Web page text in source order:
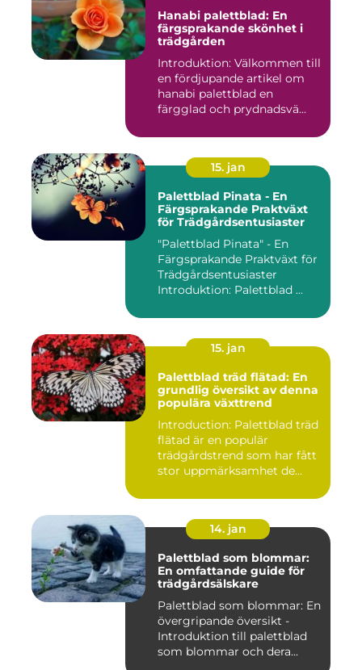
Hanabi palettblad: En
färgsprakande skönhet i
trädgården
Introduktion: Välkommen till
en fördjupande artikel om
hanabi palettblad en
färgglad och prydnadsvä...
15. jan
Palettblad Pinata - En
Färgsprakande Praktväxt
för Trädgårdsentusiaster
"Palettblad Pinata" - En
Färgsprakande Praktväxt för
Trädgårdsentusiaster
Introduktion: Palettblad ...
15. jan
Palettblad träd flätad: En
grundlig översikt av denna
populära växttrend
Introduction: Palettblad träd
flätad är en populär
trädgårdstrend som har fått
stor uppmärksamhet de...
14. jan
Palettblad som blommar:
En omfattande guide för
trädgårdsälskare
Palettblad som blommar: En
övergripande översikt -
Introduktion till palettblad
som blommar och dera...